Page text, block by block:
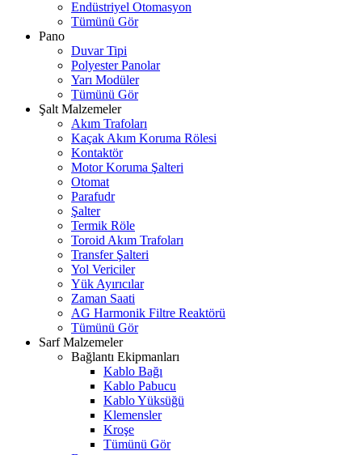
Endüstriyel Otomasyon
Tümünü Gör
Pano
Duvar Tipi
Polyester Panolar
Yarı Modüler
Tümünü Gör
Şalt Malzemeler
Akım Trafoları
Kaçak Akım Koruma Rölesi
Kontaktör
Motor Koruma Şalteri
Otomat
Parafudr
Şalter
Termik Röle
Toroid Akım Trafoları
Transfer Şalteri
Yol Vericiler
Yük Ayırıcılar
Zaman Saati
AG Harmonik Filtre Reaktörü
Tümünü Gör
Sarf Malzemeler
Bağlantı Ekipmanları
Kablo Bağı
Kablo Pabucu
Kablo Yüksüğü
Klemensler
Kroşe
Tümünü Gör